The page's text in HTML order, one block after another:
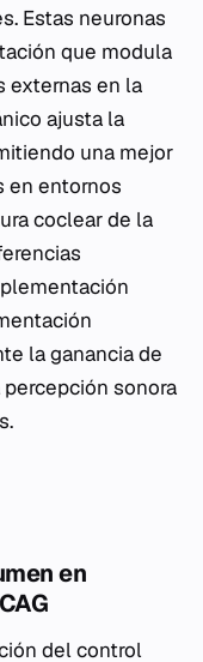
Estas neuronas
que modula
externas en la
ajusta la
una mejor
en entornos
coclear de la
la ganancia de
sonora
en
del control